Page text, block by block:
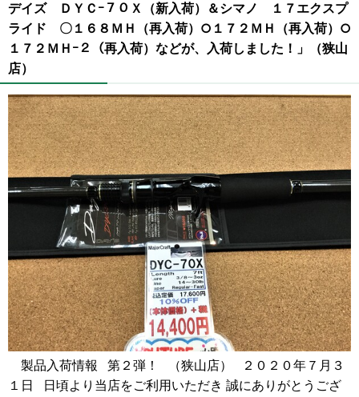
デイズ ＤＹＣｰ７０Ｘ（新入荷）＆シマノ １７エクスプ
ライド 〇１６８ＭＨ（再入荷）○１７２ＭＨ（再入荷）○
１７２ＭＨｰ２（再入荷）などが、入荷しました！」（狭山
店）
製品入荷情報 第２弾！ （狭山店） ２０２０年７月３
１日 日頃より当店をご利用いただき 誠にありがとうござ